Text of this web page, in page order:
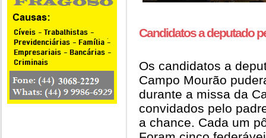
Candidatos a deputado
Os candidatos a
Campo Mourão
durante a missa da
convidados pelo
a chance. Cada um